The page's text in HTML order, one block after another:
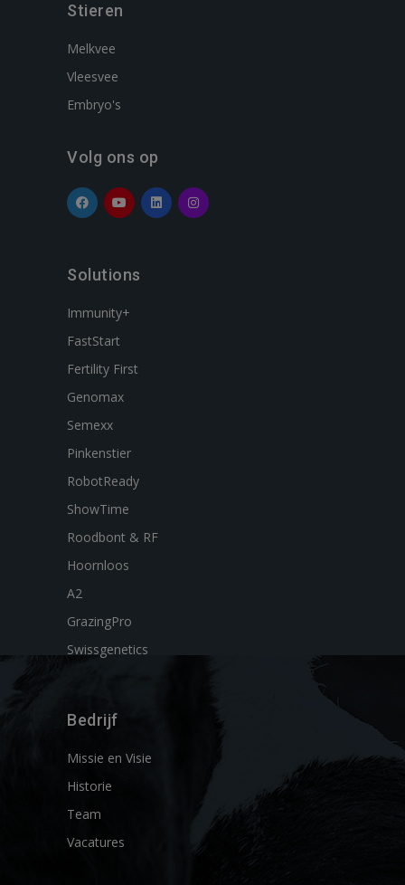
Stieren
Melkvee
Vleesvee
Embryo's
Volg ons op
Solutions
Immunity+
FastStart
Fertility First
Genomax
Semexx
Pinkenstier
RobotReady
ShowTime
Roodbont & RF
Hoornloos
A2
GrazingPro
Swissgenetics
Bedrijf
Missie en Visie
Historie
Team
Vacatures